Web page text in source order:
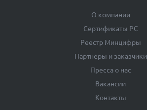
О компании
Сертификаты РС
Реестр Минцифры
Партнеры и заказчики
Пресса о нас
Вакансии
Контакты